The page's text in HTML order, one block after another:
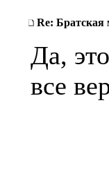
Re: Братская
Да,
все